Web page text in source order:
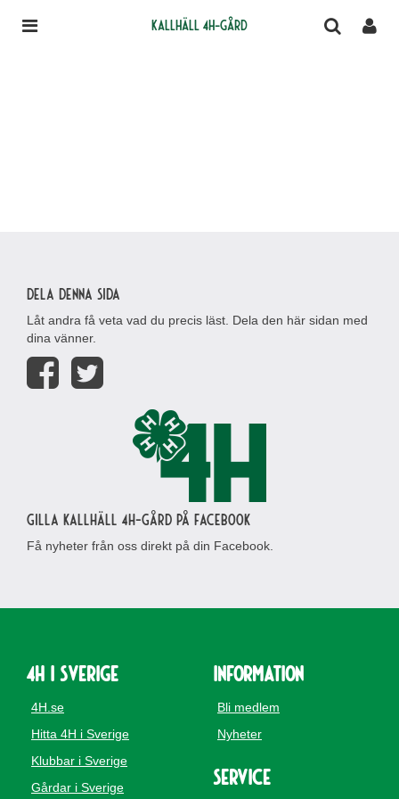
Kallhäll 4H-gård
Dela denna sida
Låt andra få veta vad du precis läst. Dela den här sidan med
dina vänner.
Gilla Kallhäll 4H-gård på Facebook
Få nyheter från oss direkt på din Facebook.
4H i Sverige
4H.se
Hitta 4H i Sverige
Klubbar i Sverige
Gårdar i Sverige
Information
Bli medlem
Nyheter
Service